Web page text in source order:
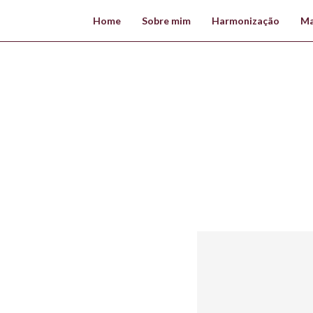
Home Sobre mim Harmonização